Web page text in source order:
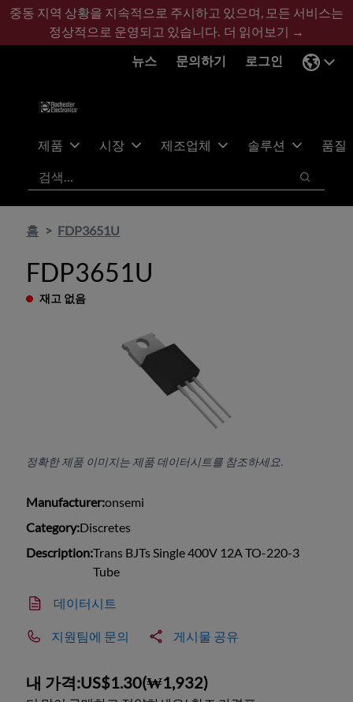
기
콘
바
글
중동 지역 상황을 지속적으로 주시하고 있으며, 모든 서비스는
정상적으로 운영되고 있습니다. 더 읽어보기 →
뉴스
문의하기 로그인
제품 시장 제조업체 솔루션
품질
검색
검색
홈 FDP3651U
FDP3651U
재고 없음
정확한 제품 이미지는 제품 데이터시트를 참조하세요.
Manufacturer:onsemi
Category:Discretes
Description:Trans BJTs Single 400V 12A TO-220-3
Tube
데이터시트
지원팀에 문의 게시물 공유
내 가격:US$1.30(₩1,932)